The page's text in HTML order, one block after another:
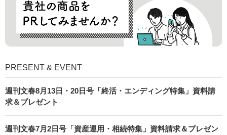
PRESENT & EVENT
週刊文春8月13日・20日号「終活・エンディング特集」資料請
求＆プレゼント
週刊文春7月2日号「資産運用・相続特集」資料請求＆プレゼン